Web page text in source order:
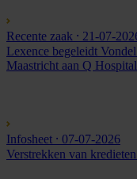
Recente zaak ⸱ 21-07-
Lexence begeleidt
Maastricht aan Q
Infosheet ⸱ 07-07-2026
Verstrekken van